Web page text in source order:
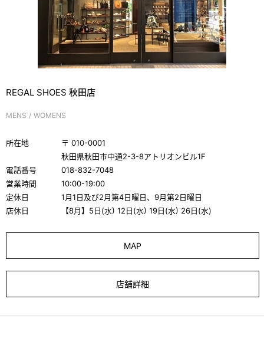
REGAL SHOES 秋田店
MENS WOMENS
所在地 〒010-0001
秋田県秋田市中通2-3-8アトリオンビル1F
電話番号
018-832-7048
営業時間
10:00-19:00
定休日
1月1日及び2月第4日曜日、9月第2日曜日
店休日
【8月】5日(水) 12日(水) 19日(水) 26日(水)
MAP
店舗詳細